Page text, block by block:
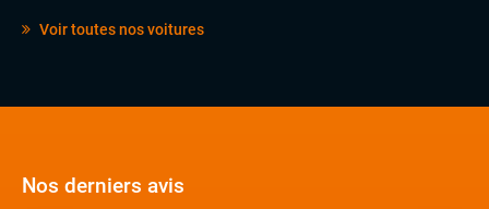
Voir toutes nos voitures
Nos derniers avis